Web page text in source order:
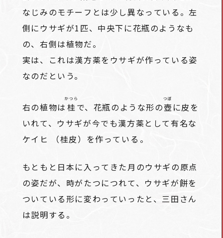
なじみのモチーフとは少し異なっている。左
側にウサギが1匹、中央下に花瓶のようなも
の、右側は植物だ。
実は、これは漢方薬をウサギが作っている姿
なのだという。
右の植物は 桂
かつら
で、花瓶のような形の壺
つぼ
に皮を
いれて、ウサギが今でも漢方薬として有名な
ケイヒ （桂皮）を作っている――。
もともと日本に入ってきた月のウサギの原点
の姿だが、時がたつにつれて、ウサギが餅を
ついている形に変わっていったと、三田さん
は説明する。